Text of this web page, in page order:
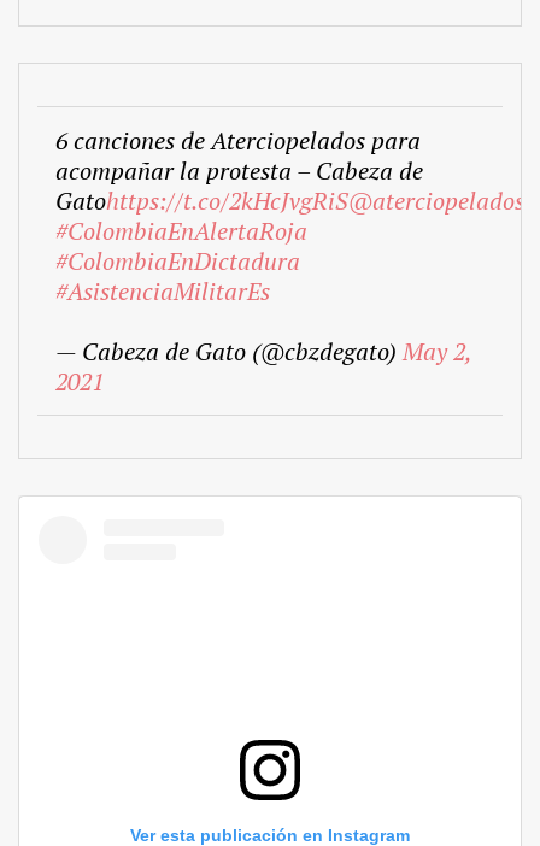
6 canciones de Aterciopelados para
acompañar la protesta – Cabeza de
Gatohttps://t.co/2kHcJvgRiS@aterciopelados
#ColombiaEnAlertaRoja
#ColombiaEnDictadura
#AsistenciaMilitarEs
— Cabeza de Gato (@cbzdegato)May 2,
2021
Ver esta publicación en Instagram